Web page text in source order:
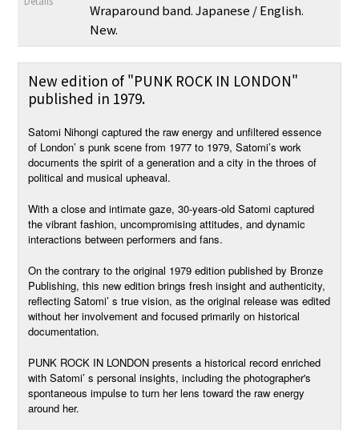
Wraparound band. Japanese / English.
New.
New edition of "PUNK ROCK IN LONDON"
published in 1979.
Satomi Nihongi captured the raw energy and unfiltered essence
of London’ s punk scene from 1977 to 1979, Satomi’s work
documents the spirit of a generation and a city in the throes of
political and musical upheaval.
With a close and intimate gaze, 30-years-old Satomi captured
the vibrant fashion, uncompromising attitudes, and dynamic
interactions between performers and fans.
On the contrary to the original 1979 edition published by Bronze
Publishing, this new edition brings fresh insight and authenticity,
reflecting Satomi’ s true vision, as the original release was edited
without her involvement and focused primarily on historical
documentation.
PUNK ROCK IN LONDON presents a historical record enriched
with Satomi’ s personal insights, including the photographer's
spontaneous impulse to turn her lens toward the raw energy
around her.